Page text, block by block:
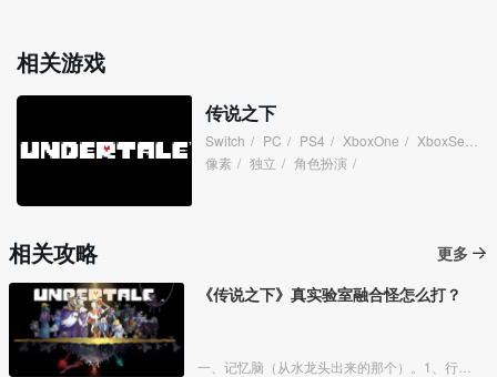
相关游戏
传说之下
Switch / PC / PS4 / XboxOne / XboxSeries
像素 / 独立 / 角色扮演 /
相关攻略
更多
《传说之下》真实验室融合怪怎么打？